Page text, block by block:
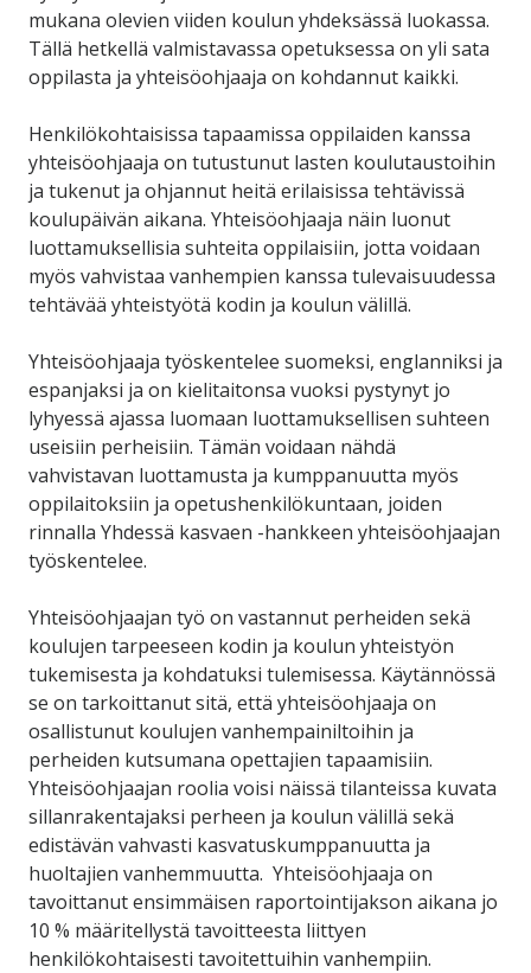
mukana olevien viiden koulun yhdeksässä luokassa.
Tällä hetkellä valmistavassa opetuksessa on yli sata
oppilasta ja yhteisöohjaaja on kohdannut kaikki.
Henkilökohtaisissa tapaamissa oppilaiden kanssa
yhteisöohjaaja on tutustunut lasten koulutaustoihin
ja tukenut ja ohjannut heitä erilaisissa tehtävissä
koulupäivän aikana. Yhteisöohjaaja näin luonut
luottamuksellisia suhteita oppilaisiin, jotta voidaan
myös vahvistaa vanhempien kanssa tulevaisuudessa
tehtävää yhteistyötä kodin ja koulun välillä.
Yhteisöohjaaja työskentelee suomeksi, englanniksi ja
espanjaksi ja on kielitaitonsa vuoksi pystynyt jo
lyhyessä ajassa luomaan luottamuksellisen suhteen
useisiin perheisiin. Tämän voidaan nähdä
vahvistavan luottamusta ja kumppanuutta myös
oppilaitoksiin ja opetushenkilökuntaan, joiden
rinnalla Yhdessä kasvaen -hankkeen yhteisöohjaajan
työskentelee.
Yhteisöohjaajan työ on vastannut perheiden sekä
koulujen tarpeeseen kodin ja koulun yhteistyön
tukemisesta ja kohdatuksi tulemisessa. Käytännössä
se on tarkoittanut sitä, että yhteisöohjaaja on
osallistunut koulujen vanhempainiltoihin ja
perheiden kutsumana opettajien tapaamisiin.
Yhteisöohjaajan roolia voisi näissä tilanteissa kuvata
sillanrakentajaksi perheen ja koulun välillä sekä
edistävän vahvasti kasvatuskumppanuutta ja
huoltajien vanhemmuutta. Yhteisöohjaaja on
tavoittanut ensimmäisen raportointijakson aikana jo
10 % määritellystä tavoitteesta liittyen
henkilökohtaisesti tavoitettuihin vanhempiin.